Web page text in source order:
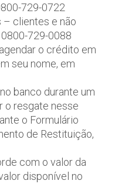
729-0722
– clientes e não
729-0088
o crédito em
seu nome, em
banco durante um
o resgate nesse
o Formulário
de Restituição,
com o valor da
disponível no